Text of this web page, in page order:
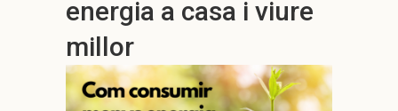
energia a casa i viure
millor